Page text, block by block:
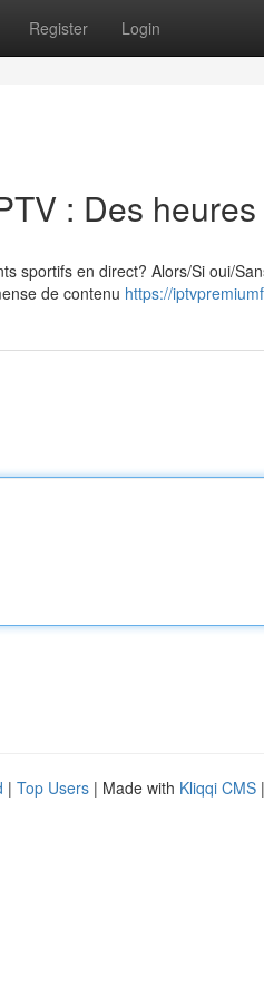
Register Login
: Des
sportifs en direct? Alors/Si oui/
de contenu https://
| Top Users | Made with Kliqqi CMS |